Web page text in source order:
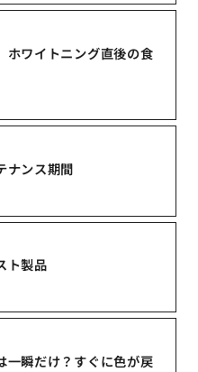
ホワイトニング直後の食
ナンス期間
ト製品
瞬だけ？すぐに色が戻